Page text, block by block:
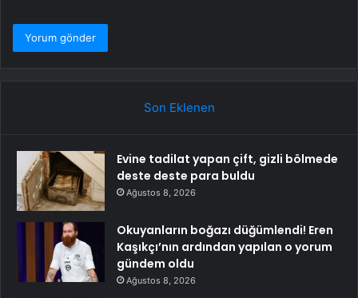
Son Eklenen
Evine tadilat yapan çift, gizli bölmede
deste deste para buldu
Ağustos 8, 2026
Okuyanların boğazı düğümlendi! Eren
Kaşıkçı’nın ardından yapılan o yorum
gündem oldu
Ağustos 8, 2026